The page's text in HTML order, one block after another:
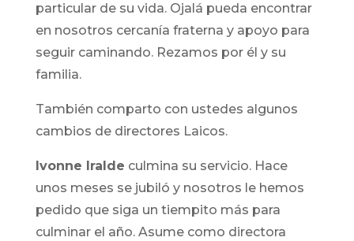
particular de su vida. Ojalá pueda encontrar
en nosotros cercanía fraterna y apoyo para
seguir caminando. Rezamos por él y su
familia.
También comparto con ustedes algunos
cambios de directores Laicos.
Ivonne Iralde culmina su servicio. Hace
unos meses se jubiló y nosotros le hemos
pedido que siga un tiempito más para
culminar el año. Asume como directora